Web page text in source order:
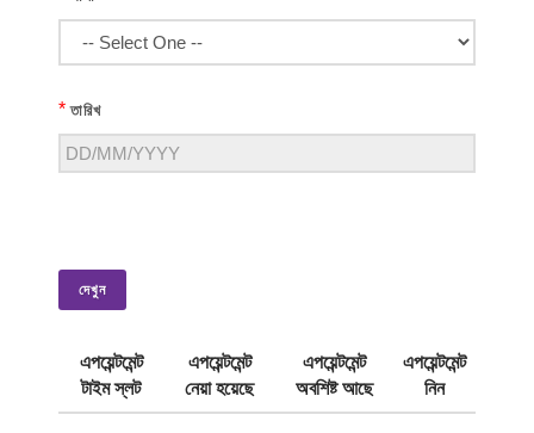
* তারিখ
দেখুন
এপয়েন্টমেন্ট
টাইম স্লট
এপয়েন্টমেন্ট
নেয়া হয়েছে
এপয়েন্টমেন্ট
অবশিষ্ট আছে
এপয়েন্টমেন্ট
নিন